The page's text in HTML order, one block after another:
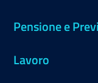
Pensione e
Lavoro